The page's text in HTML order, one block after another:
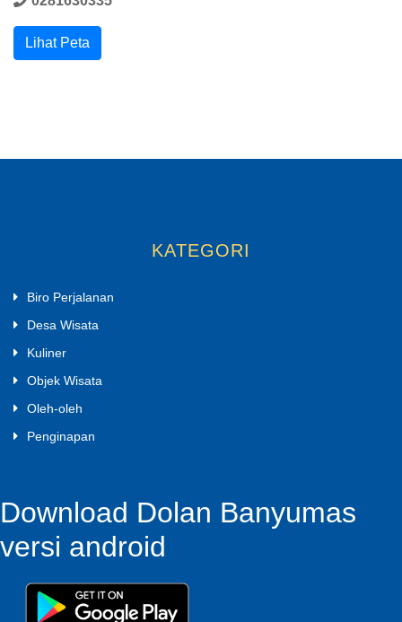
Lihat Peta
KATEGORI
Biro Perjalanan
Desa Wisata
Kuliner
Objek Wisata
Oleh-oleh
Penginapan
Download Dolan Banyumas
versi android